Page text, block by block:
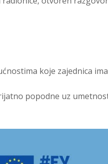
koje zajednica
popodne uz